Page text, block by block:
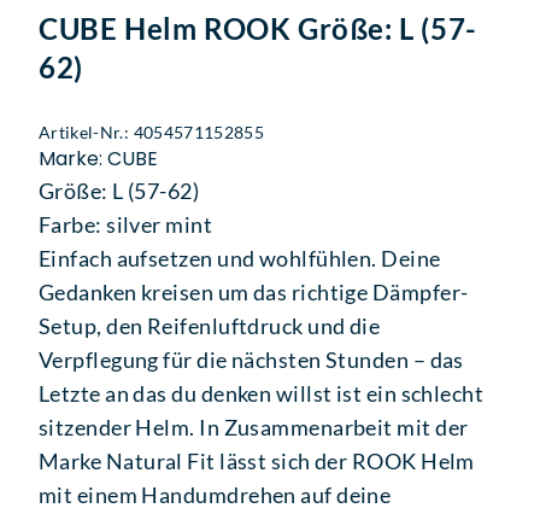
CUBE Helm ROOK Größe: L (57-
62)
Artikel-Nr.: 4054571152855
Marke: CUBE
Größe: L (57-62)
Farbe: silver mint
Einfach aufsetzen und wohlfühlen. Deine
Gedanken kreisen um das richtige Dämpfer-
Setup, den Reifenluftdruck und die
Verpflegung für die nächsten Stunden – das
Letzte an das du denken willst ist ein schlecht
sitzender Helm. In Zusammenarbeit mit der
Marke Natural Fit lässt sich der ROOK Helm
mit einem Handumdrehen auf deine